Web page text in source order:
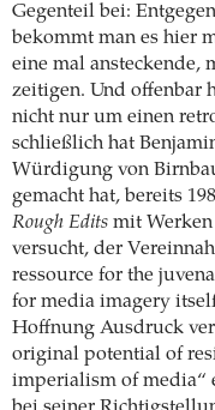
Gegenteil bei:
bekommt man es hier
eine mal ansteckende,
zeitigen. Und offenbar
nicht nur um einen
schließlich hat
Würdigung von
gemacht hat, bereits
Rough Edits mit Werken
versucht, der
ressource for the
for media imagery
Hoffnung Ausdruck
original potential of
imperialism of media“